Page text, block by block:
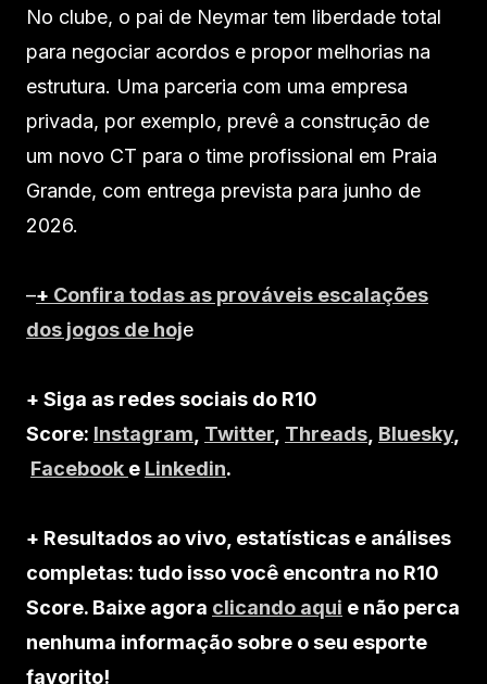
No clube, o pai de Neymar tem liberdade total
para negociar acordos e propor melhorias na
estrutura. Uma parceria com uma empresa
privada, por exemplo, prevê a construção de
um novo CT para o time profissional em Praia
Grande, com entrega prevista para junho de
2026.
–+ Confira todas as prováveis escalações
dos jogos de hoje
+ Siga as redes sociais do R10
Score: Instagram, Twitter, Threads, Bluesky,
Facebook e Linkedin.
+ Resultados ao vivo, estatísticas e análises
completas: tudo isso você encontra no R10
Score. Baixe agora clicando aqui e não perca
nenhuma informação sobre o seu esporte
favorito!